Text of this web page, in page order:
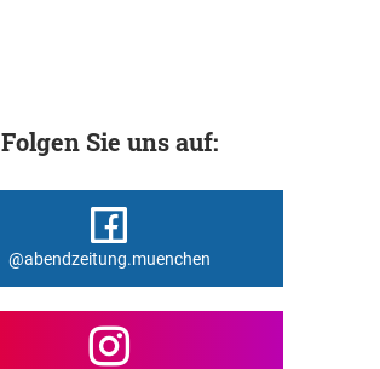
Folgen Sie uns auf:
@abendzeitung.muenchen